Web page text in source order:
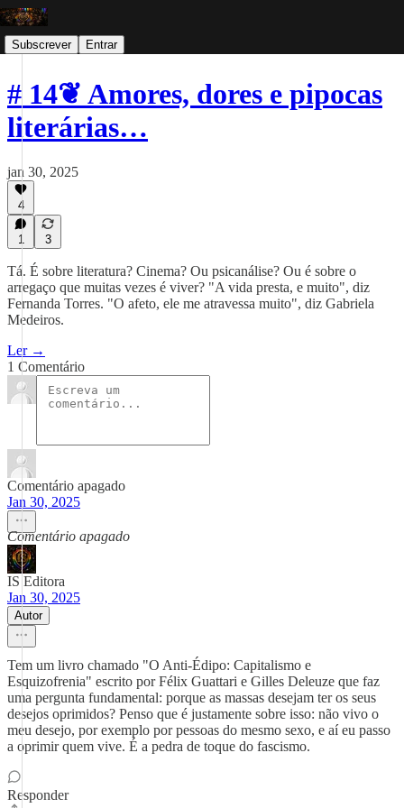
Subscrever Entrar
# 14❦ Amores, dores e pipocas
literárias…
jan 30, 2025
4
1 3
Tá. É sobre literatura? Cinema? Ou psicanálise? Ou é sobre o
arregaço que muitas vezes é viver? "A vida presta, e muito", diz
Fernanda Torres. "O afeto, ele me atravessa muito", diz Gabriela
Medeiros.
Ler →
1 Comentário
Comentário apagado
Jan 30, 2025
Comentário apagado
IS Editora
Jan 30, 2025
Autor
Tem um livro chamado "O Anti-Édipo: Capitalismo e
Esquizofrenia" escrito por Félix Guattari e Gilles Deleuze que faz
uma pergunta fundamental: porque as massas desejam ter os seus
desejos oprimidos? Penso que é justamente sobre isso: não vivo o
meu desejo, por exemplo por pessoas do mesmo sexo, e aí eu passo
a oprimir quem vive. É a pedra de toque do fascismo.
Responder